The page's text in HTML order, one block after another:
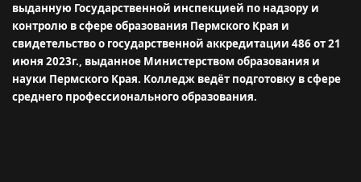
выданную Государственной инспекцией по надзору и
контролю в сфере образования Пермского Края и
свидетельство о государственной аккредитации 486 от 21
июня 2023г., выданное Министерством образования и
науки Пермского Края. Колледж ведёт подготовку в сфере
среднего профессионального образования.